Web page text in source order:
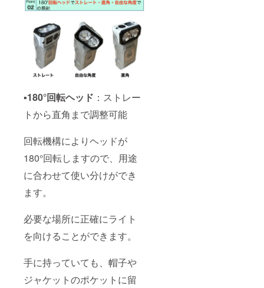
▪️180°回転ヘッド ：ストレー
トから直角まで調整可能
回転機構によりヘッドが
180°回転しますので、用途
に合わせて使い分けができ
ます。
必要な場所に正確にライト
を向けることができます。
手に持っていても、帽子や
ジャケットのポケットに留